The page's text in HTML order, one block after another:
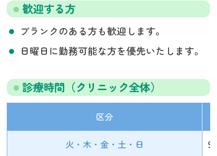
歓迎する方
ブランクのある方も歓迎します。
日曜日に勤務可能な方を優先いたします。
診療時間（クリニック全体）
区分
火・木・金・土・日